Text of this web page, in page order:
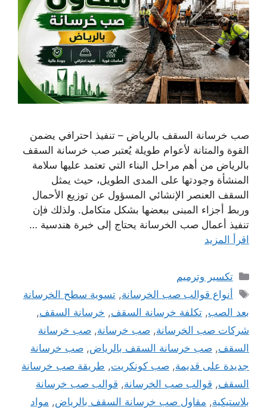
صب خرسانة السقف بالرياض – تنفيذ احترافي يضمن
القوة والمتانة لأعوام طويلة يُعتبر صب خرسانة السقف
بالرياض من أهم مراحل البناء التي تعتمد عليها سلامة
المنشأة وجودتها على المدى الطويل، حيث يمثل
السقف العنصر الإنشائي المسؤول عن توزيع الأحمال
وربط أجزاء المبنى ببعضها بشكل متكامل. ولذلك فإن
تنفيذ أعمال صب الخرسانة يحتاج إلى خبرة هندسية …
اقرأ المزيد
التصنيفات
تكسير وترميم
الوسوم
أنواع قوالب صب الخرسانة,تسوية سطح الخرسانة
بعد الصب, تكلفة خرسانة السقف, خرسانة السقف,
شركات صب الخرسانة, صب خرسانة, صب خرسانة
السقف, صب خرسانة السقف بالرياض, صب خرسانة
جديدة على قديمة, صب كونكريت, طريقة صب خرسانة
السقف, قوالب صب الخرسانة, قوالب صب خرسانة
بلاستيكية, مقاول صب خرسانة السقف بالرياض, مواد